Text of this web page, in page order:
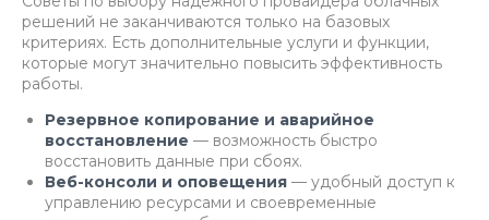
решений не заканчиваются только на базовых
критериях. Есть дополнительные услуги и функции,
которые могут значительно повысить эффективность
работы.
Резервное копирование и аварийное
восстановление — возможность быстро
восстановить данные при сбоях.
Веб-консоли и оповещения — удобный доступ к
управлению ресурсами и своевременные